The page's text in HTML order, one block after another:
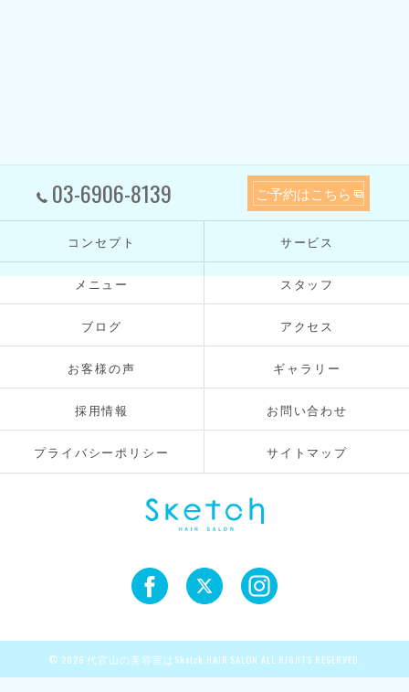
03-6906-8139 ご予約はこちら
コンセプト サービス
メニュー スタッフ
ブログ アクセス
お客様の声 ギャラリー
採用情報 お問い合わせ
プライバシーポリシー サイトマップ
© 2026 代官山の美容室はSketch HAIR SALON ALL RIGHTS RESERVED.